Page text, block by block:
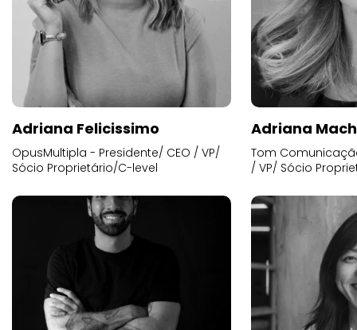
Adriana Felicissimo
OpusMultipla - Presidente/ CEO / VP/
Sócio Proprietário/C-level
Adriana
Tom
/ VP/ Sócio